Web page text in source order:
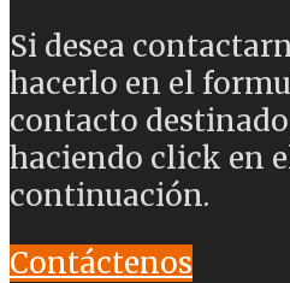
Si desea
hacerlo en el
contacto
haciendo click en
continuación.
Contáctenos